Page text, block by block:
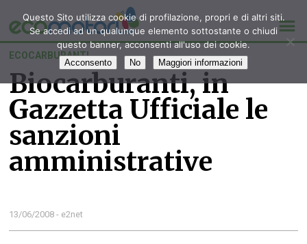
ECOCARBURANTI
Biocarburanti, in
Gazzetta Ufficiale le
sanzioni
amministrative
13/06/2008 - e2net
Questo Sito utilizza cookie di profilazione, propri e di altri siti.
Se accedi ad un qualunque elemento sottostante o chiudi
questo banner, acconsenti all'uso dei cookie.
Acconsento No Maggiori informazioni